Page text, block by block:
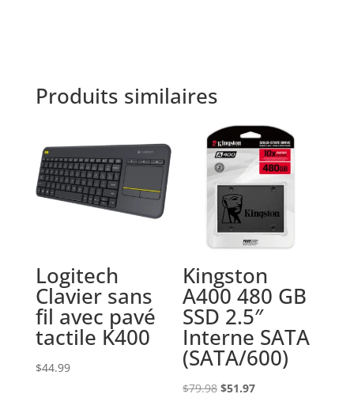
Produits similaires
Logitech
Clavier sans
fil avec pavé
tactile K400
$44.99
Kingston
A400 480 GB
SSD 2.5″
Interne SATA
(SATA/600)
$79.98 Le
$51.97Le